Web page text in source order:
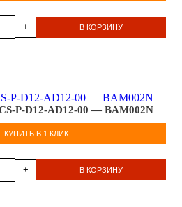
+ В КОРЗИНУ
P-D12-AD12-00 — BAM002N
КУПИТЬ В 1 КЛИК
+ В КОРЗИНУ